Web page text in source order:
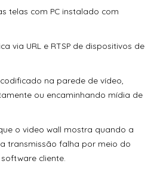
Ds-3E1510P-Si 8 Portas
Ds-3T0510Hp-E/Hs 6
Ds-3E0326P-E/M(B) 24 Portas
+ 01 Sfp Giga
3E0326P-E/M(B) 24 Portas
+ 01 Sfp Giga
3E0326P-E/M(B) 24 Portas
telas com PC instalado com
via URL e RTSP de dispositivos de
na parede de vídeo,
ou encaminhando mídia de
o video wall mostra quando a
transmissão falha por meio do
cliente.